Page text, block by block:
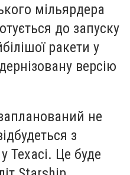
мільярдера
до запуску
ракети у
версію
не
з
Техасі. Це буде